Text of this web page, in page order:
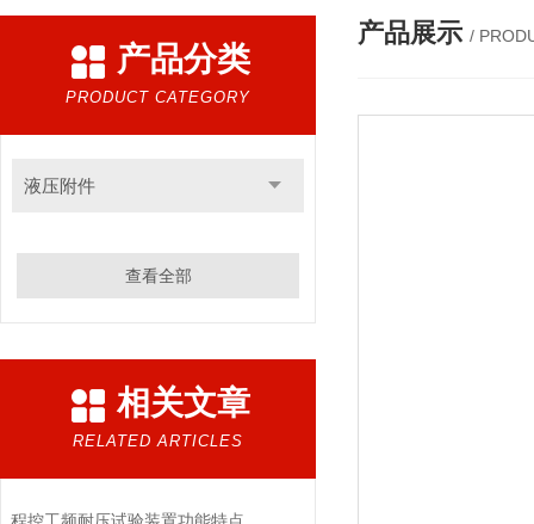
产品分类
PRODUCT CATEGORY
液压附件
查看全部
相关文章
RELATED ARTICLES
产品展示 /